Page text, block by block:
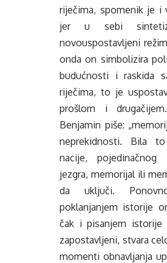
riječima, spomenik je i
jer u sebi
novouspostavljeni
onda on simbolizira
budućnosti i raskida
riječima, to je
prošlom i
Benjamin piše:
neprekidnosti. Bila
nacije,
jezgra, memorijal ili
da uključi.
poklanjanjem istorije
čak i pisanjem
zapostavljeni, stvara
momenti obnavljanja